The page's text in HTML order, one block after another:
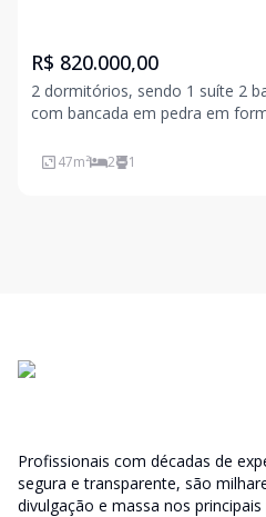
R$ 820.000,00
2 dormitórios, sendo 1 suíte 2 banheiros Cozinha
com bancada em pedra em
em diversos ambientes Ponto para máquina lava e
47m² 2 1
Profissionais com décadas de
segura e transparente, são milhares de imóveis em estoque e
divulgação e massa nos